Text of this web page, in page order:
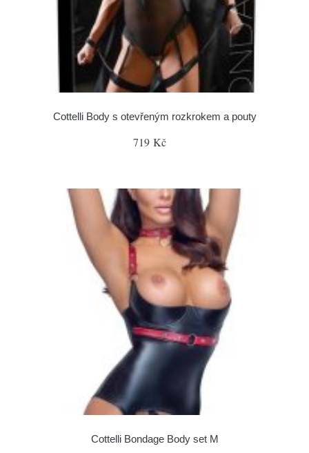
Cottelli Body s otevřeným rozkrokem a pouty
719 Kč
Cottelli Bondage Body set M